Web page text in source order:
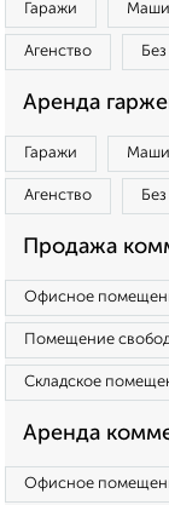
Гаражи
Агенство
Аренда
Гаражи
Агенство
Продажа
Офисное
Помещение
Складское
Аренда
Офисное